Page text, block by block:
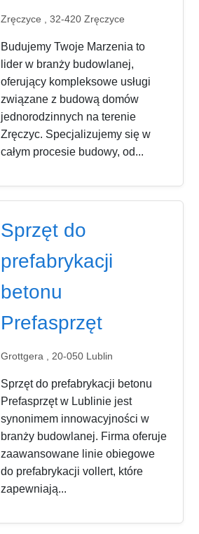
Zręczyce , 32-420 Zręczyce
Budujemy Twoje Marzenia to
lider w branży budowlanej,
oferujący kompleksowe usługi
związane z budową domów
jednorodzinnych na terenie
Zręczyc. Specjalizujemy się w
całym procesie budowy, od...
Sprzęt do
prefabrykacji
betonu
Prefasprzęt
Grottgera , 20-050 Lublin
Sprzęt do prefabrykacji betonu
Prefasprzęt w Lublinie jest
synonimem innowacyjności w
branży budowlanej. Firma oferuje
zaawansowane linie obiegowe
do prefabrykacji vollert, które
zapewniają...